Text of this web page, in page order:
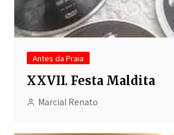
Antes da Praia
XXVII. Festa Maldita
Marcial Renato